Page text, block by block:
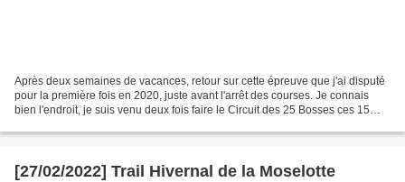
Après deux semaines de vacances, retour sur cette épreuve que j'ai disputé
pour la première fois en 2020, juste avant l'arrêt des courses. Je connais
bien l'endroit, je suis venu deux fois faire le Circuit des 25 Bosses ces 15
[27/02/2022] Trail Hivernal de la Moselotte